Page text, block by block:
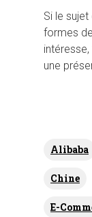
Si le
formes
une
Alibaba
Chine
E-